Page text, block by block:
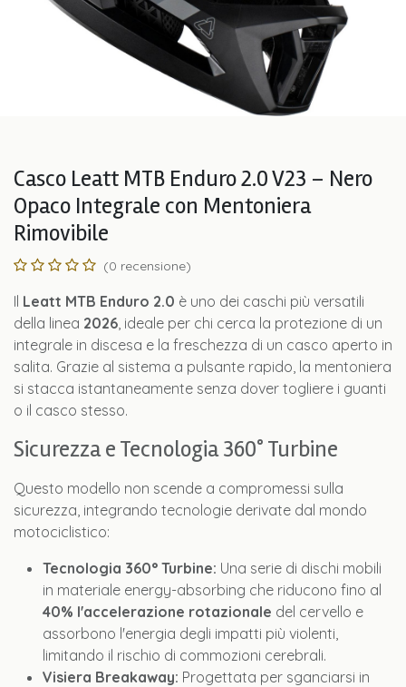
Casco Leatt MTB Enduro 2.0 V23 – Nero
Opaco Integrale con Mentoniera
Rimovibile
(0 recensione)
Il Leatt MTB Enduro 2.0 è uno dei caschi più versatili
della linea 2026 , ideale per chi cerca la protezione di un
integrale in discesa e la freschezza di un casco aperto in
salita. Grazie al sistema a pulsante rapido, la mentoniera
si stacca istantaneamente senza dover togliere i guanti
o il casco stesso.
Sicurezza e Tecnologia 360° Turbine
Questo modello non scende a compromessi sulla
sicurezza, integrando tecnologie derivate dal mondo
motociclistico:
Tecnologia 360° Turbine: Una serie di dischi mobili
in materiale energy-absorbing che riducono fino al
40% l'accelerazione rotazionale del cervello e
assorbono l'energia degli impatti più violenti,
limitando il rischio di commozioni cerebrali.
Visiera Breakaway: Progettata per sganciarsi in